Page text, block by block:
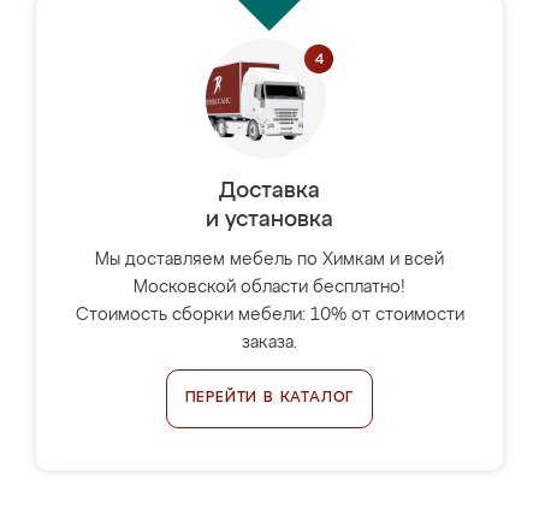
Доставка
и установка
Мы доставляем мебель по Химкам и всей
Московской области бесплатно!
Стоимость сборки мебели: 10% от стоимости
заказа.
ПЕРЕЙТИ В КАТАЛОГ